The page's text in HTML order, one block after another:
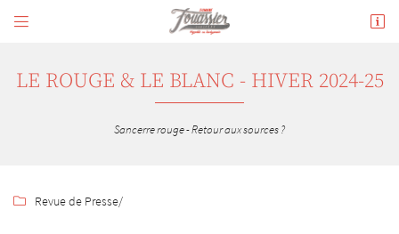
 
02 48 54 02 34
LE ROUGE & LE BLANC - HIVER 2024-25
Sancerre rouge - Retour aux sources ?
 Revue de Presse/